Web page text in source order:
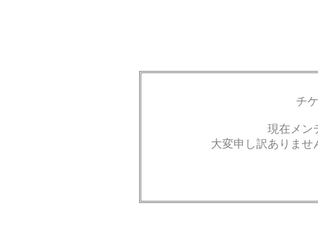
チ
現在メン
大変申し訳ありませ